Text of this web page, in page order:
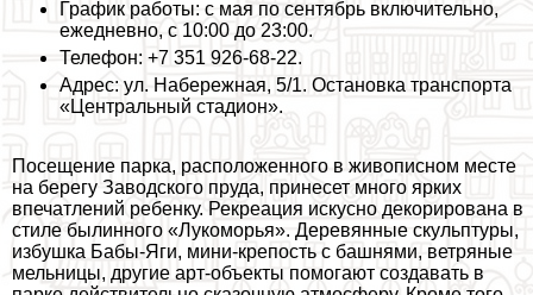
График работы: с мая по сентябрь включительно,
ежедневно, с 10:00 до 23:00.
Телефон: +7 351 926-68-22.
Адрес: ул. Набережная, 5/1. Остановка трaнcпорта
«Центральный стадион».
Посещение парка, расположенного в живописном месте
на берегу Заводского пруда, принесет много ярких
впечатлений ребенку. Рекреация искусно декорирована в
стиле былинного «Лукоморья». Деревянные скульптуры,
избушка Бабы-Яги, мини-крепость с башнями, ветряные
мельницы, другие арт-объекты помогают создавать в